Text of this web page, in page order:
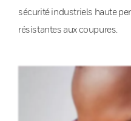
sécurité industriels haute
résistantes aux coupures.